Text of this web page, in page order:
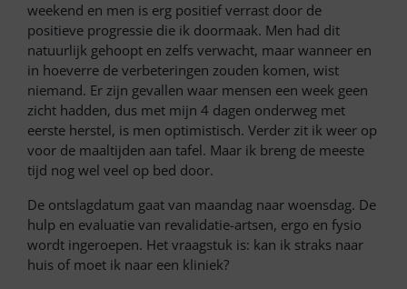
weekend en men is erg positief verrast door de
positieve progressie die ik doormaak. Men had dit
natuurlijk gehoopt en zelfs verwacht, maar wanneer en
in hoeverre de verbeteringen zouden komen, wist
niemand. Er zijn gevallen waar mensen een week geen
zicht hadden, dus met mijn 4 dagen onderweg met
eerste herstel, is men optimistisch. Verder zit ik weer op
voor de maaltijden aan tafel. Maar ik breng de meeste
tijd nog wel veel op bed door.
De ontslagdatum gaat van maandag naar woensdag. De
hulp en evaluatie van revalidatie-artsen, ergo en fysio
wordt ingeroepen. Het vraagstuk is: kan ik straks naar
huis of moet ik naar een kliniek?